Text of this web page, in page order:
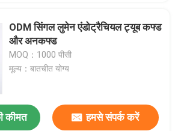
ODM सिंगल लुमेन एंडोट्रैचियल ट्यूब कफ्ड
और अनकफ्ड
MOQ：1000 पीसी
मूल्य：बातचीत योग्य
कीमत हमसे संपर्क करें